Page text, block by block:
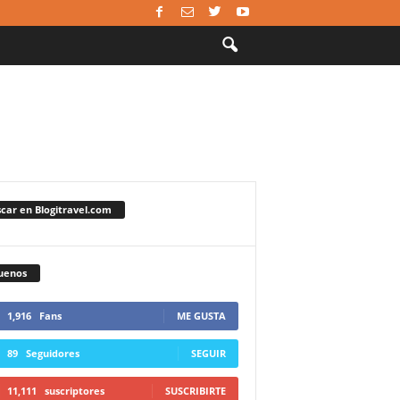
en Blogitravel.com
1,916 Fans ME GUSTA
89 Seguidores SEGUIR
11,111 suscriptores SUSCRIBIRTE